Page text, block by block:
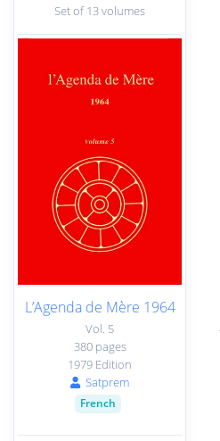
Set of 13 volumes
L’Agenda de Mère 1964
Vol. 5
380 pages
1979 Edition
Satprem
French